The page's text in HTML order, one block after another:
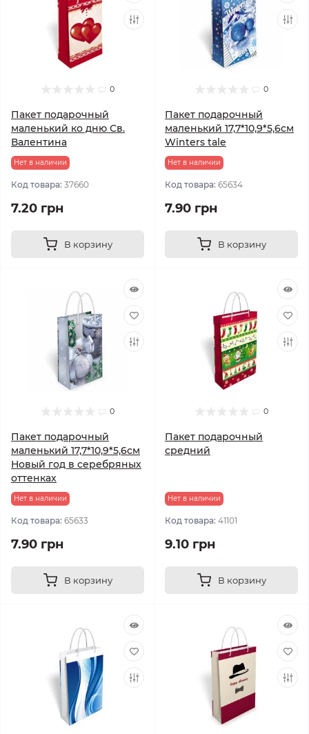
0
Пакет подарочный
маленький ко дню Св.
Валентина
Нет в наличии
Код товара: 37660
7.20 грн
В корзину
0
Пакет подарочный
маленький 17,7*10,9*5,6см
Winters tale
Нет в наличии
Код товара: 65634
7.90 грн
В корзину
0
Пакет подарочный
маленький 17,7*10,9*5,6см
Новый год в серебряных
оттенках
Нет в наличии
Код товара: 65633
7.90 грн
В корзину
0
Пакет подарочный
средний
Нет в наличии
Код товара: 41101
9.10 грн
В корзину